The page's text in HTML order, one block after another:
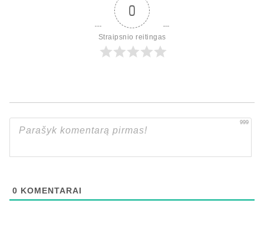
0
Straipsnio reitingas
999
0 KOMENTARAI